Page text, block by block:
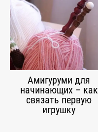
Амигуруми для
начинающих – как
связать первую
игрушку